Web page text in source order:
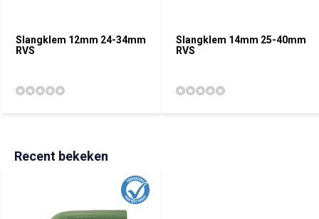
Slangklem 12mm 24-34mm
RVS
Slangklem 14mm 25-40mm
RVS
Recent bekeken